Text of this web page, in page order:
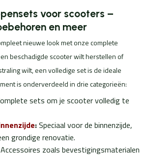
voor scooters –
en meer
nieuwe look met onze complete
beschadigde scooter wilt herstellen of
wilt, een volledige set is de ideale
is onderverdeeld in drie categorieën:
sets om je scooter volledig te
:Speciaal voor de binnenzijde,
grondige renovatie.
Accessoires zoals bevestigingsmaterialen